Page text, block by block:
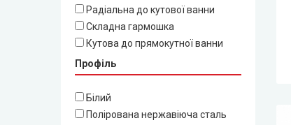
Радіальна до кутової ванни
Складна гармошка
Кутова до прямокутної ванни
Профіль
Білий
Полірована нержавіюча сталь